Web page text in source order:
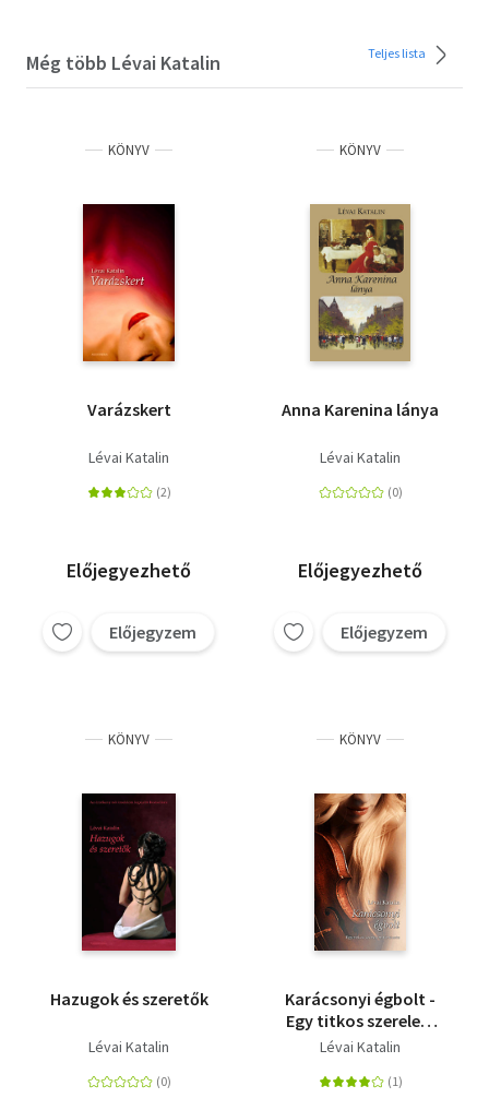
Még több Lévai Katalin Teljes lista
KÖNYV
Varázskert
Lévai Katalin
Előjegyezhető
Előjegyzem
KÖNYV
Anna Karenina lánya
Lévai Katalin
Előjegyezhető
Előjegyzem
KÖNYV
Hazugok és szeretők
Lévai Katalin
KÖNYV
Karácsonyi égbolt -
Egy titkos szerelem
története
Lévai Katalin